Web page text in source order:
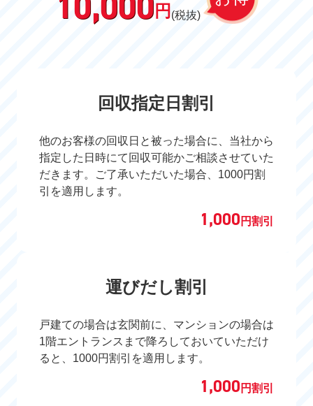
円 (税抜)
回収指定日割引
他のお客様の回収日と被った場合に、当社から
指定した日時にて回収可能かご相談させていた
だきます。ご了承いただいた場合、1000円割
引を適用します。
1,000 円割引
運びだし割引
戸建ての場合は玄関前に、マンションの場合は
1階エントランスまで降ろしておいていただけ
ると、1000円割引を適用します。
1,000 円割引